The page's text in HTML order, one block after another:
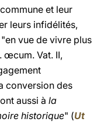
et leur
leurs infidélités,
vue de vivre plus
œcum. Vat. II,
conversion des
aussi à la
historique" (Ut